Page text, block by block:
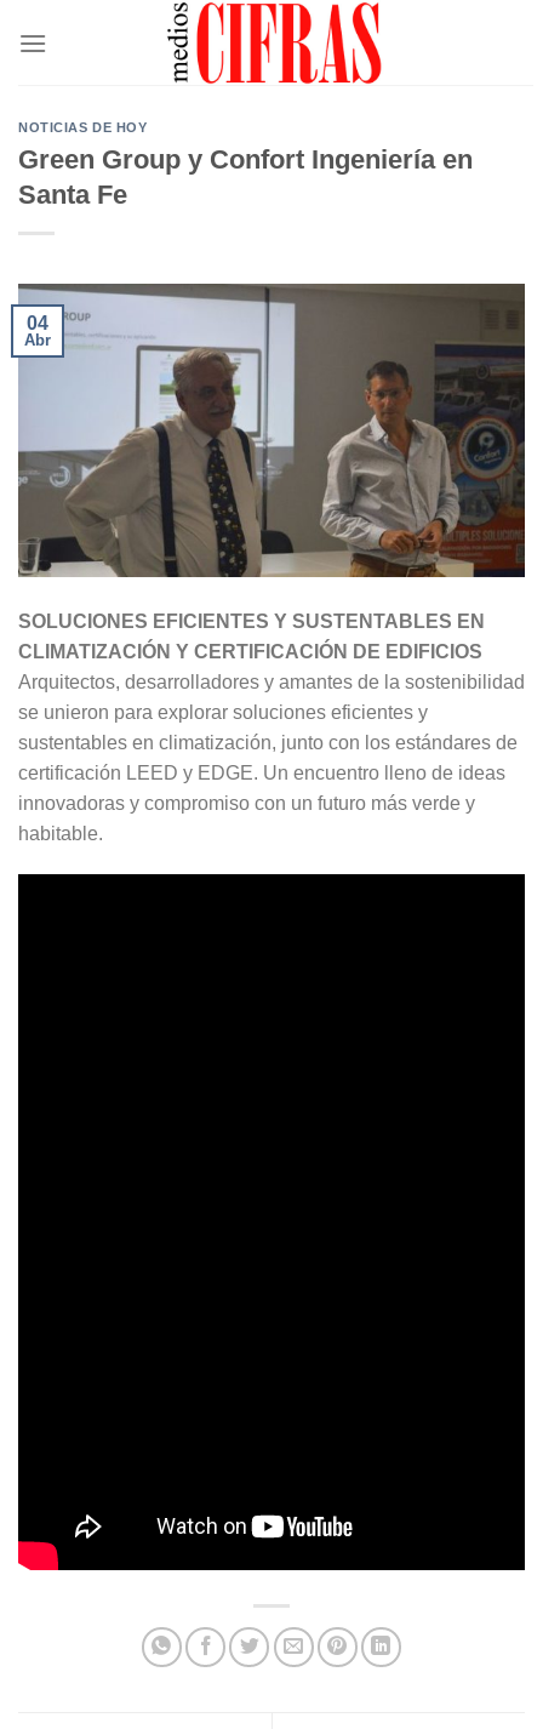
NOTICIAS DE HOY
Green Group y Confort Ingeniería en
Santa Fe
04
Abr
SOLUCIONES EFICIENTES Y SUSTENTABLES EN
CLIMATIZACIÓN Y CERTIFICACIÓN DE EDIFICIOS
Arquitectos, desarrolladores y amantes de la sostenibilidad
se unieron para explorar soluciones eficientes y
sustentables en climatización, junto con los estándares de
certificación LEED y EDGE. Un encuentro lleno de ideas
innovadoras y compromiso con un futuro más verde y
habitable.